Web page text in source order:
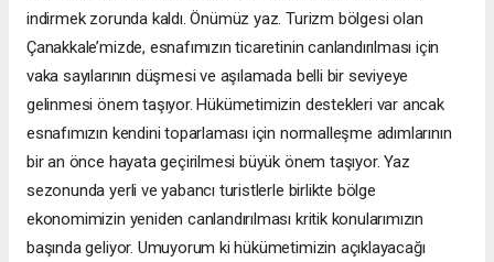
indirmek zorunda kaldı. Önümüz yaz. Turizm bölgesi olan
Çanakkale’mizde, esnafımızın ticaretinin canlandırılması için
vaka sayılarının düşmesi ve aşılamada belli bir seviyeye
gelinmesi önem taşıyor. Hükümetimizin destekleri var ancak
esnafımızın kendini toparlaması için normalleşme adımlarının
bir an önce hayata geçirilmesi büyük önem taşıyor. Yaz
sezonunda yerli ve yabancı turistlerle birlikte bölge
ekonomimizin yeniden canlandırılması kritik konularımızın
başında geliyor. Umuyorum ki hükümetimizin açıklayacağı